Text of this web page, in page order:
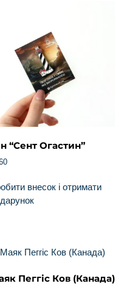
“Сент Огастин”
внесок і отримати
Пеггіс Ков (Канада)